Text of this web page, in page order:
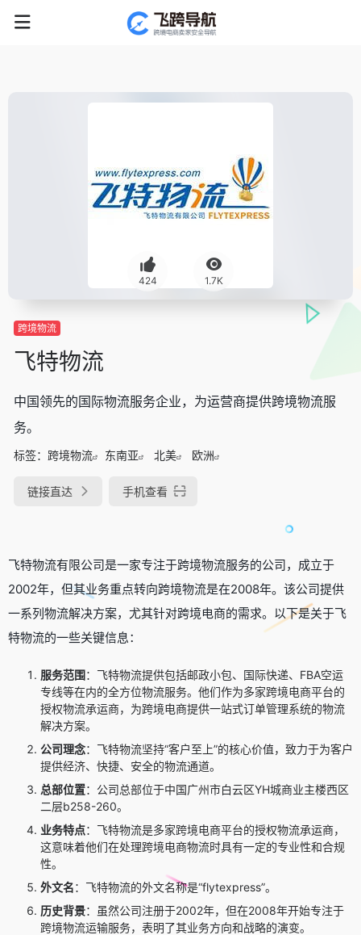
424 1.7K
跨境物流
飞特物流
中国领先的国际物流服务企业，为运营商提供跨境物流服
务。
标签： 跨境物流 东南亚 北美 欧洲
链接直达 手机查看
飞特物流有限公司是一家专注于跨境物流服务的公司，成立于
2002年，但其业务重点转向跨境物流是在2008年。该公司提供
一系列物流解决方案，尤其针对跨境电商的需求。以下是关于飞
特物流的一些关键信息：
服务范围：飞特物流提供包括邮政小包、国际快递、FBA空运
专线等在内的全方位物流服务。他们作为多家跨境电商平台的
授权物流承运商，为跨境电商提供一站式订单管理系统的物流
解决方案。
公司理念：飞特物流坚持“客户至上”的核心价值，致力于为客户
提供经济、快捷、安全的物流通道。
总部位置：公司总部位于中国广州市白云区YH城商业主楼西区
二层b258-260。
业务特点：飞特物流是多家跨境电商平台的授权物流承运商，
这意味着他们在处理跨境电商物流时具有一定的专业性和合规
性。
外文名：飞特物流的外文名称是“flytexpress”。
历史背景：虽然公司注册于2002年，但在2008年开始专注于
跨境物流运输服务，表明了其业务方向和战略的演变。